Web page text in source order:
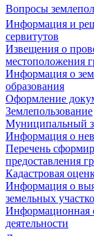
Вопросы
Информация и
сервитутов
Извещения о
местоположения
Информация о
образования
Оформление
Землепользование
Муниципальный
Информация о
Перечень
предоставления
Кадастровая
Информация о
земельных
Информационная
деятельности